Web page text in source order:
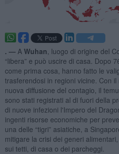
. — A Wuhan , luogo di origine del
“libera” e può uscire di casa. Dopo
come prima cosa, hanno fatto le
trasferendosi in regioni vicine. Con
nuova diffusione del contagio, il
sono stati registrati al di fuori della
di nuove infezioni l'Impero del
ingenti risorse economiche per
una delle “tigri” asiatiche, a
mitigare la crisi dei generi
sui tetti, di casa o dei parcheggi.